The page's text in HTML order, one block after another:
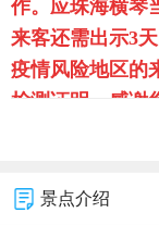
作。应珠海横琴
来客还需出示3
疫情风险地区的
检测证明，感谢
4008830083或
景点介绍